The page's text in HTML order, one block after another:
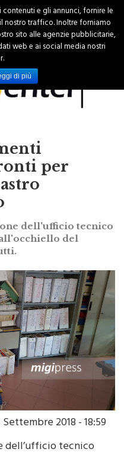
per
dell'ufficio tecnico
del
2018 - 18:59
e gli annunci, fornire le
nostro traffico. Inoltre forniamo
sito alle agenzie pubblicitarie,
web e ai social media nostri
di più